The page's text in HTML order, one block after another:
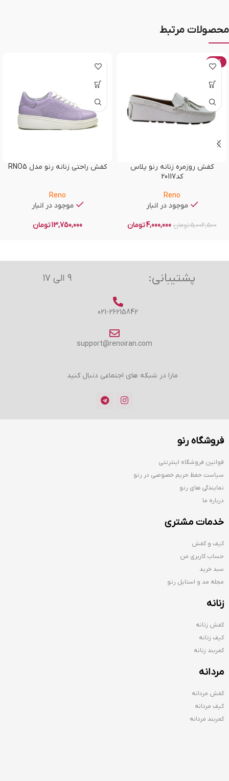
محصولات مرتبط
-20%
کفش روزمره زنانه رنو پلاس
کد20117
Reno
موجود در انبار
5,002,500تومان 4,000,000تومان
کفش راحتی زنانه رنو مدل RNO5
Reno
موجود در انبار
13,750,000تومان
پشتیبانی: ۹ الی ۱۷
021-26215842
support@renoiran.com
مارا در شبکه های اجتماعی دنبال کنید
فروشگاه رنو
قوانین فروشگاه اینترنتی
سیاست حفظ حریم خصوصی در رنو
نمایندگی های رنو
درباره ما
خدمات مشتری
کیف و کفش
حساب کاربری من
سبد خرید
مجله مد و استایل رنو
زنانه
کفش زنانه
کیف زنانه
کمربند زنانه
مردانه
کفش مردانه
کیف مردانه
کمربند مردانه